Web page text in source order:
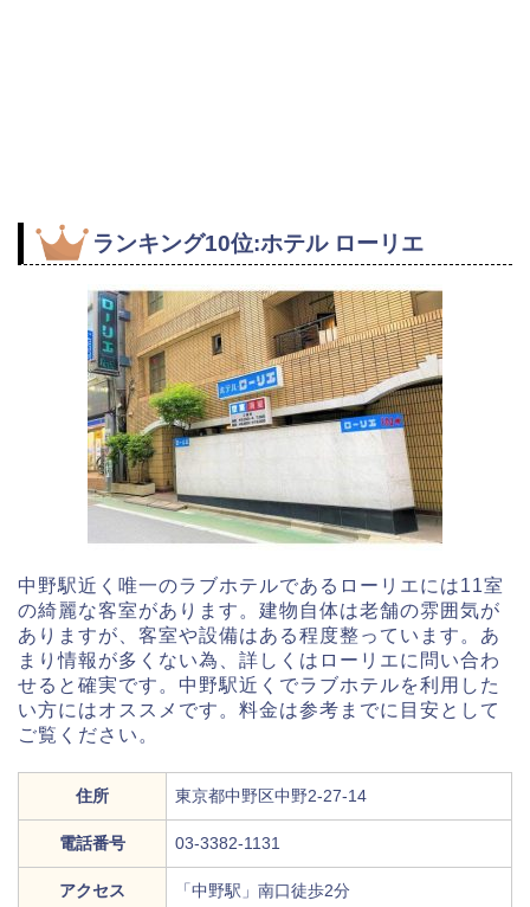
ランキング10位:ホテル ローリエ
中野駅近く唯一のラブホテルであるローリエには11室
の綺麗な客室があります。建物自体は老舗の雰囲気が
ありますが、客室や設備はある程度整っています。あ
まり情報が多くない為、詳しくはローリエに問い合わ
せると確実です。中野駅近くでラブホテルを利用した
い方にはオススメです。料金は参考までに目安として
ご覧ください。
住所 東京都中野区中野2-27-14
電話番号 03-3382-1131
アクセス 「中野駅」南口徒歩2分